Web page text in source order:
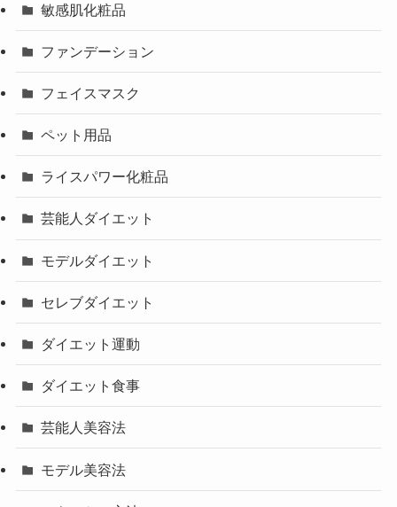
敏感肌化粧品
ファンデーション
フェイスマスク
ペット用品
ライスパワー化粧品
芸能人ダイエット
モデルダイエット
セレブダイエット
ダイエット運動
ダイエット食事
芸能人美容法
モデル美容法